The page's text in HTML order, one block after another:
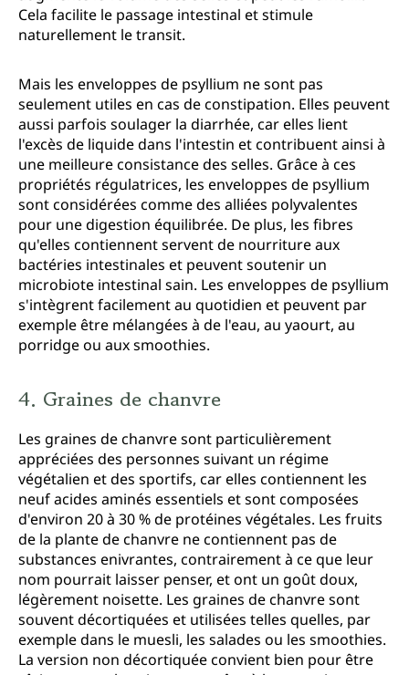
Cela facilite le passage intestinal et stimule
naturellement le transit.
Mais les enveloppes de psyllium ne sont pas
seulement utiles en cas de constipation. Elles peuvent
aussi parfois soulager la diarrhée, car elles lient
l'excès de liquide dans l'intestin et contribuent ainsi à
une meilleure consistance des selles. Grâce à ces
propriétés régulatrices, les enveloppes de psyllium
sont considérées comme des alliées polyvalentes
pour une digestion équilibrée. De plus, les fibres
qu'elles contiennent servent de nourriture aux
bactéries intestinales et peuvent soutenir un
microbiote intestinal sain. Les enveloppes de psyllium
s'intègrent facilement au quotidien et peuvent par
exemple être mélangées à de l'eau, au yaourt, au
porridge ou aux smoothies.
4. Graines de chanvre
Les graines de chanvre sont particulièrement
appréciées des personnes suivant un régime
végétalien et des sportifs, car elles contiennent les
neuf acides aminés essentiels et sont composées
d'environ 20 à 30 % de protéines végétales. Les fruits
de la plante de chanvre ne contiennent pas de
substances enivrantes, contrairement à ce que leur
nom pourrait laisser penser, et ont un goût doux,
légèrement noisette. Les graines de chanvre sont
souvent décortiquées et utilisées telles quelles, par
exemple dans le muesli, les salades ou les smoothies.
La version non décortiquée convient bien pour être